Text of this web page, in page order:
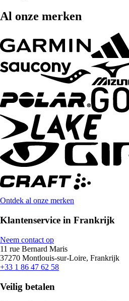
Al onze merken
Ontdek al onze merken
Klantenservice in Frankrijk
Neem contact op
11 rue Bernard Maris
37270 Montlouis-sur-Loire, Frankrijk
+33 1 86 47 62 58
Veilig betalen